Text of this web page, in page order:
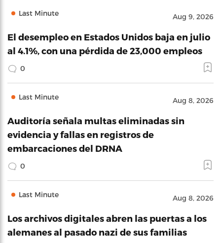
Last Minute Aug 9, 2026
El desempleo en Estados Unidos baja en julio
al 4.1%, con una pérdida de 23,000 empleos
0
Last Minute Aug 8, 2026
Auditoría señala multas eliminadas sin
evidencia y fallas en registros de
embarcaciones del DRNA
0
Last Minute Aug 8, 2026
Los archivos digitales abren las puertas a los
alemanes al pasado nazi de sus familias